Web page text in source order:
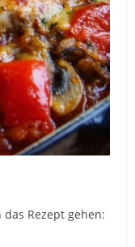
Rezept gehen: